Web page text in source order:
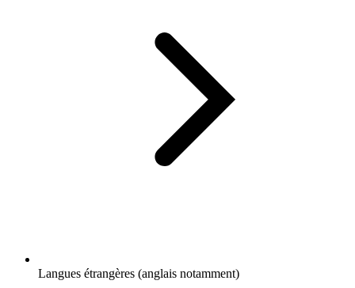
Langues étrangères (anglais notamment)